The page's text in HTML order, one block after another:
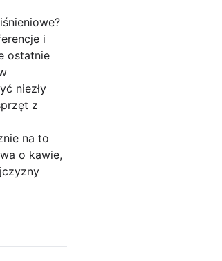
i
ostatnie
niezły
z
na to
o kawie,